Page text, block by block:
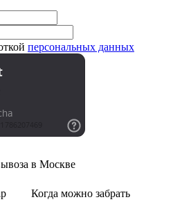
персональных данных
в Москве
Когда можно забрать